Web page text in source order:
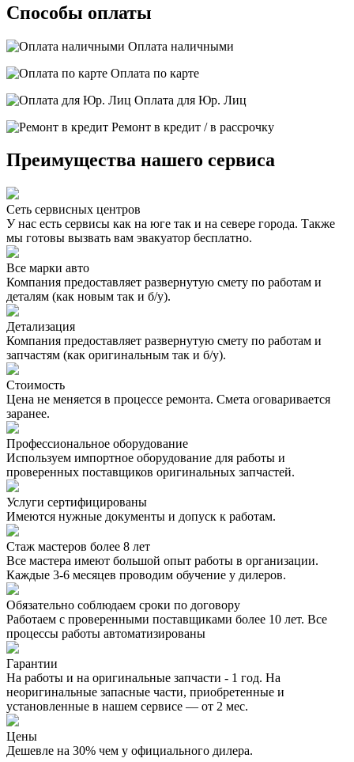
Способы оплаты
Оплата наличными
Оплата по карте
Оплата для Юр. Лиц
Ремонт в кредит / в рассрочку
Преимущества нашего сервиса
Сеть сервисных центров
У нас есть сервисы как на юге так и на севере города. Также
мы готовы вызвать вам эвакуатор бесплатно.
Все марки авто
Компания предоставляет развернутую смету по работам и
деталям (как новым так и б/у).
Детализация
Компания предоставляет развернутую смету по работам и
запчастям (как оригинальным так и б/у).
Стоимость
Цена не меняется в процессе ремонта. Смета оговаривается
заранее.
Профессиональное оборудование
Используем импортное оборудование для работы и
проверенных поставщиков оригинальных запчастей.
Услуги сертифицированы
Имеются нужные документы и допуск к работам.
Стаж мастеров более 8 лет
Все мастера имеют большой опыт работы в организации.
Каждые 3-6 месяцев проводим обучение у дилеров.
Обязательно соблюдаем сроки по договору
Работаем с проверенными поставщиками более 10 лет. Все
процессы работы автоматизированы
Гарантии
На работы и на оригинальные запчасти - 1 год. На
неоригинальные запасные части, приобретенные и
установленные в нашем сервисе — от 2 мес.
Цены
Дешевле на 30% чем у официального дилера.